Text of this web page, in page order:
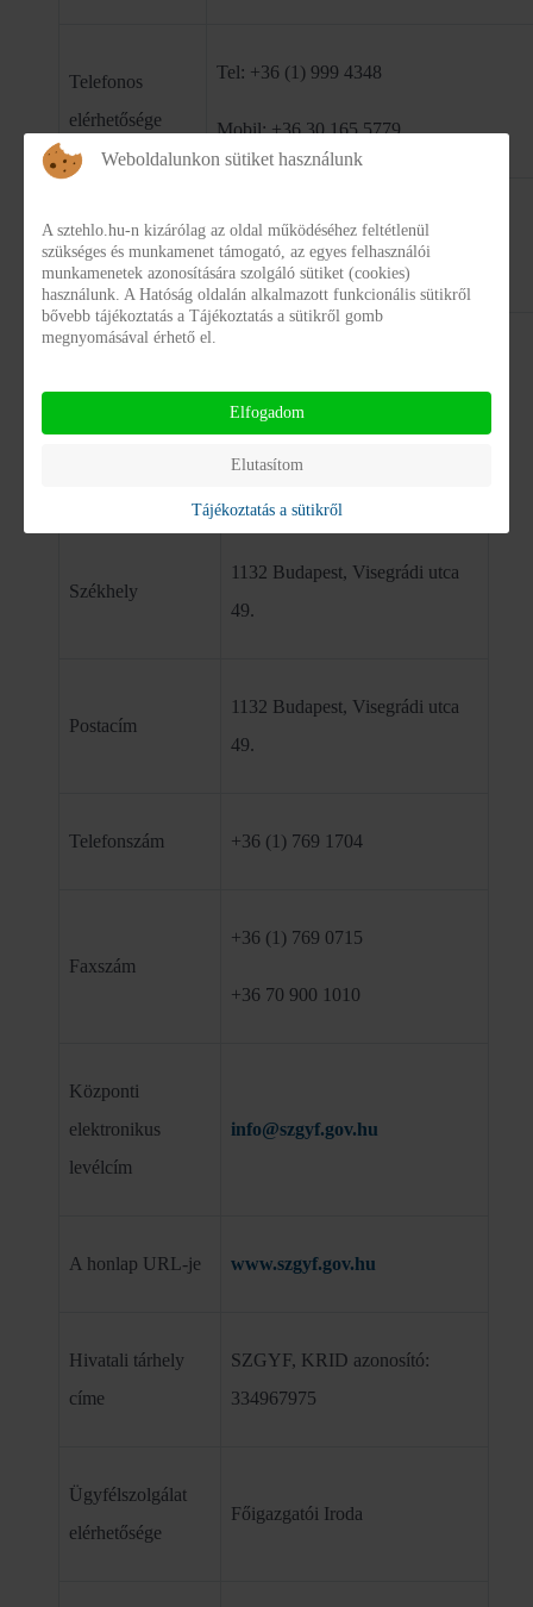
Telefonos
elérhetősége
Tel: +36 (1) 999 4348
Mobil: +36 30 165 5779
Elektronikus
elérhetősége
adatvedelem@bm.gov.hu
A középirányító/fenntartó szerv:
Szociális és Gyermekvédelmi
Főigazgatóság
Székhely
1132 Budapest, Visegrádi utca
49.
Postacím
1132 Budapest, Visegrádi utca
49.
Telefonszám +36 (1) 769 1704
Faxszám
+36 (1) 769 0715
+36 70 900 1010
Központi
elektronikus
levélcím
info@szgyf.gov.hu
A honlap URL-je www.szgyf.gov.hu
Hivatali tárhely
címe
SZGYF, KRID azonosító:
334967975
Ügyfélszolgálat
elérhetősége
Főigazgatói Iroda
Weboldalunkon sütiket használunk
A sztehlo.hu-n kizárólag az oldal működéséhez feltétlenül
szükséges és munkamenet támogató, az egyes felhasználói
munkamenetek azonosítására szolgáló sütiket (cookies)
használunk. A Hatóság oldalán alkalmazott funkcionális sütikről
bővebb tájékoztatás a Tájékoztatás a sütikről gomb
megnyomásával érhető el.
Elfogadom
Elutasítom
Tájékoztatás a sütikről